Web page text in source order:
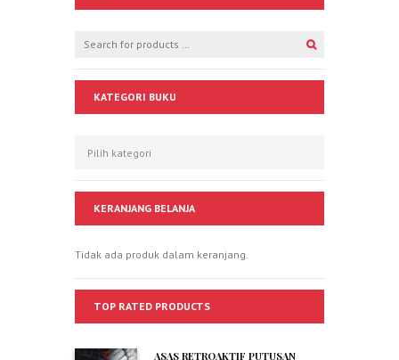
KATEGORI BUKU
KERANJANG BELANJA
Tidak ada produk dalam keranjang.
TOP RATED PRODUCTS
ASAS RETROAKTIF PUTUSAN